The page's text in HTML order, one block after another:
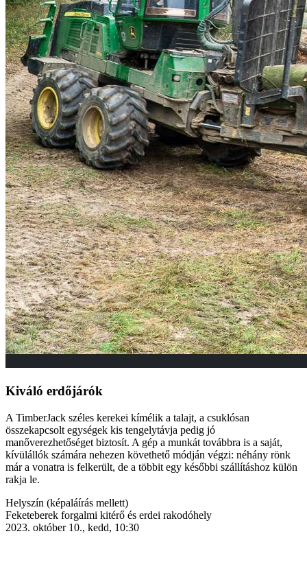
Kiváló erdőjárók
A TimberJack széles kerekei kímélik a talajt, a csuklósan
összekapcsolt egységek kis tengelytávja pedig jó
manőverezhetőséget biztosít. A gép a munkát továbbra is a saját,
kívülállók számára nehezen követhető módján végzi: néhány rönk
már a vonatra is felkerült, de a többit egy későbbi szállításhoz külön
rakja le.
Helyszín (képaláírás mellett)
Feketeberek forgalmi kitérő és erdei rakodóhely
2023. október 10., kedd, 10:30